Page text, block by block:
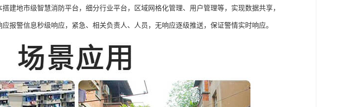
建地市级智慧消防平台，细分行业平台，区域网格化管理、用户管理等，实现数据共享，
报警信息秒级响应，紧急、相关负责人、人员，无响应逐级推送，保证警情实时响应。